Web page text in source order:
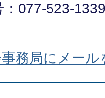
077-523-1339
務局にメール